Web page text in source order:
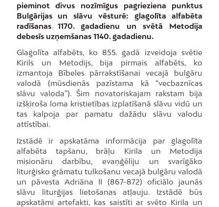
pieminot divus nozīmīgus pagrieziena punktus
Bulgārijas un slāvu vēsturē: glagolīta alfabēta
radīšanas 1170. gadadienu un svētā Metodija
debesīs uzņemšanas 1140. gadadienu.
Glagolīta alfabēts, ko 855. gadā izveidoja svētie
Kirils un Metodijs, bija pirmais alfabēts, ko
izmantoja Bībeles pārrakstīšanai vecajā bulgāru
valodā (mūsdienās pazīstama kā “vecbaznīcas
slāvu valoda”). Šim novatoriskajam rakstam bija
izšķiroša loma kristietības izplatīšanā slāvu vidū un
tas kalpoja par pamatu dažādu slāvu valodu
attīstībai.
Izstādē ir apskatāma informācija par glagolīta
alfabēta tapšanu, brāļu Kirila un Metodija
misionāru darbību, evaņģēliju un svarīgāko
liturģisko grāmatu tulkošanu vecajā bulgāru valodā
un pāvesta Adriāna II (867-872) oficiālo jaunās
slāvu liturģijas lietošanas atļauju. Izstādē būs
apskatāmi artefakti, kas saistīti ar svēto Kirila un